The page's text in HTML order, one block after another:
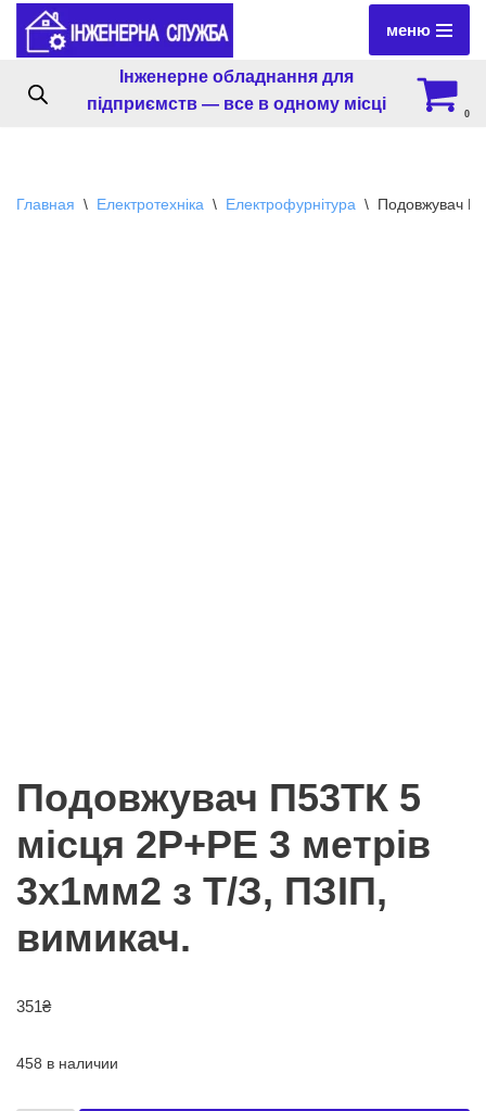
Перейти
содержимому
меню
Інженерне обладнання для
підприємств — все в одному місці
0
Главная \ Електротехніка \ Електрофурнітура \ Подовжувач
Подовжувач П53ТК 5
місця 2Р+РЕ 3 метрів
3х1мм2 з Т/З, ПЗІП,
вимикач.
351₴
458 в наличии